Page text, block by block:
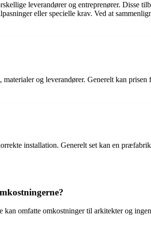
leverandører og entreprenører. Disse
eller specielle krav. Ved at
og leverandører. Generelt kan
installation. Generelt set kan en
omfatte omkostninger til arkitekter og